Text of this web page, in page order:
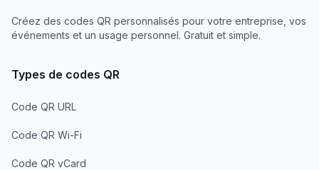
Créez des codes QR personnalisés pour votre entreprise, vos
événements et un usage personnel. Gratuit et simple.
Types de codes QR
Code QR URL
Code QR Wi-Fi
Code QR vCard